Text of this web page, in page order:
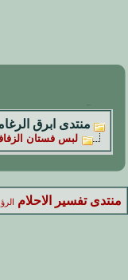
منتدى ابرق
لبس فستان
منتدى تفسير الاحلام